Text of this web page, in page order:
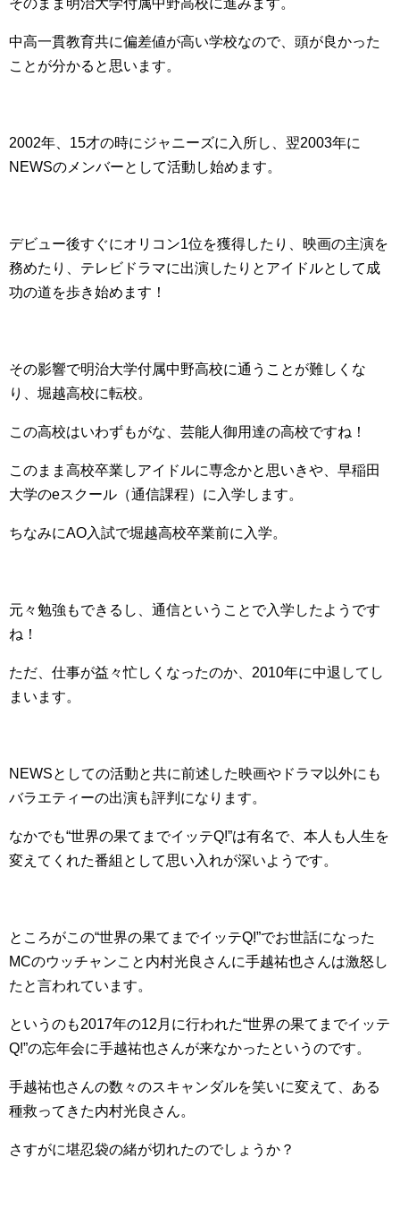
そのまま明治大学付属中野高校に進みます。
中高一貫教育共に偏差値が高い学校なので、頭が良かった
ことが分かると思います。
2002年、15才の時にジャニーズに入所し、翌2003年に
NEWSのメンバーとして活動し始めます。
デビュー後すぐにオリコン1位を獲得したり、映画の主演を
務めたり、テレビドラマに出演したりとアイドルとして成
功の道を歩き始めます！
その影響で明治大学付属中野高校に通うことが難しくな
り、堀越高校に転校。
この高校はいわずもがな、芸能人御用達の高校ですね！
このまま高校卒業しアイドルに専念かと思いきや、早稲田
大学のeスクール（通信課程）に入学します。
ちなみにAO入試で堀越高校卒業前に入学。
元々勉強もできるし、通信ということで入学したようです
ね！
ただ、仕事が益々忙しくなったのか、2010年に中退してし
まいます。
NEWSとしての活動と共に前述した映画やドラマ以外にも
バラエティーの出演も評判になります。
なかでも“世界の果てまでイッテQ!”は有名で、本人も人生を
変えてくれた番組として思い入れが深いようです。
ところがこの“世界の果てまでイッテQ!”でお世話になった
MCのウッチャンこと内村光良さんに手越祐也さんは激怒し
たと言われています。
というのも2017年の12月に行われた“世界の果てまでイッテ
Q!”の忘年会に手越祐也さんが来なかったというのです。
手越祐也さんの数々のスキャンダルを笑いに変えて、ある
種救ってきた内村光良さん。
さすがに堪忍袋の緒が切れたのでしょうか？